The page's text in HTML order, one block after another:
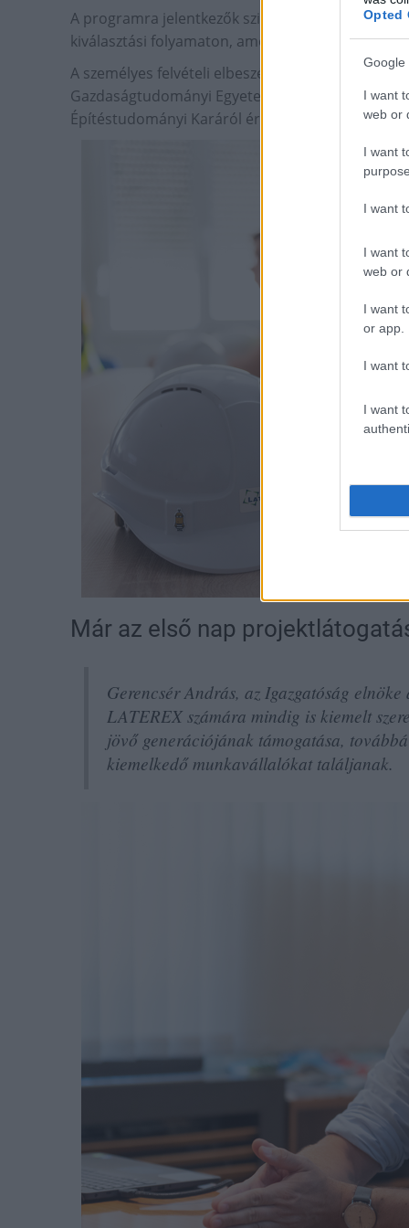
Opted
Google
I want
web or
I want
I want
I want
web or
I want
or app.
I want
I want
A programra jelentkezők szigorú, ám
kiválasztási folyamaton, amelynek része volt egy
A személyes felvételi elbeszélgetés után
Gazdaságtudományi Egyetem Építő- és
Építéstudományi Karáról érkeznek.
Már az első nap
Gerencsér András, az Igazgatóság
LATEREX számára mindig is kiemelt
jövő generációjának támogatása,
kiemelkedő munkavállalókat találjanak.